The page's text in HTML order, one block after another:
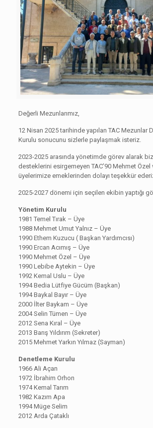
Değerli Mezunlarımız,
12 Nisan 2025 tarihinde yapılan TAC Mezunlar
Kurulu sonucunu sizlerle paylaşmak isteriz.
2023-2025 arasında yönetimde görev alarak
desteklerini esirgemeyen TAC’90 Mehmet Özel
üyelerimize emeklerinden dolayı teşekkür
2025-2027 dönemi için seçilen ekibin yaptığı
Yönetim Kurulu
1981 Temel Tırak – Üye
1988 Mehmet Umut Yalnız – Üye
1990 Ethem Kuzucu ( Başkan Yardımcısı)
1990 Ercan Acımış – Üye
1990 Mehmet Özel – Üye
1990 Lebibe Aytekin – Üye
1992 Kemal Uslu – Üye
1994 Bedia Lütfiye Gücüm (Başkan)
1994 Baykal Bayır – Üye
2000 İlter Baykam – Üye
2004 Selin Tümen – Üye
2012 Sena Kıral – Üye
2013 Barış Yıldırım (Sekreter)
2015 Mehmet Yarkın Yılmaz (Sayman)
Denetleme Kurulu
1966 Ali Açan
1972 İbrahim Orhon
1974 Kemal Tarım
1982 Kazım Apa
1994 Müge Selim
2012 Arda Çataklı